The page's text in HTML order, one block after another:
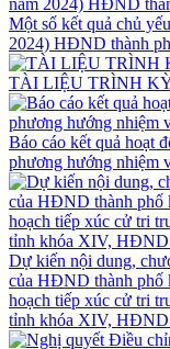
Một số kết quả chủ
2024) HĐND thành
TÀI LIỆU TRÌNH
Báo cáo kết quả hoạt
phương hướng nhiệm
Dự kiến nội dung,
của HĐND thành phố
hoạch tiếp xúc cử tri
tỉnh khóa XIV,